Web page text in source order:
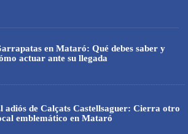
en Mataró: Qué debes saber y
actuar ante su llegada
adiós de Calçats Castellsaguer: Cierra otro
emblemático en Mataró